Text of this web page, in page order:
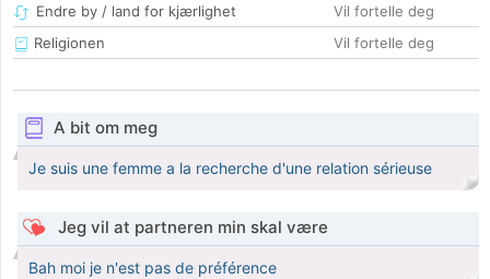
Endre by / land for kjærlighet
Vil fortelle deg
Religionen
Vil fortelle deg
A bit om meg
Je suis une femme a la recherche d'une relation sérieuse
Jeg vil at partneren min skal være
Bah moi je n'est pas de préférence